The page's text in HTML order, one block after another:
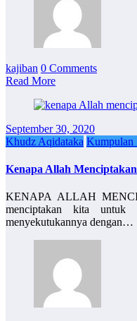
kajiban 0 Comments
Read More
September 30, 2020
Khudz Aqidataka Kumpulan
Kenapa Allah
KENAPA ALLAH
menciptakan kita untuk
menyekutukannya dengan…